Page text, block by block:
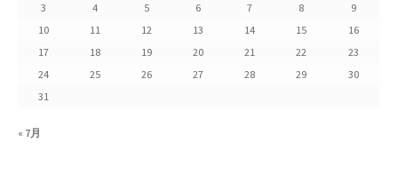
ご利用規約
よくある質問
3
4 5 6 7 8
9
10
11 12 13 14 15
16
17
18 19 20 21 22
23
24
25 26 27 28 29
30
31
« 7月